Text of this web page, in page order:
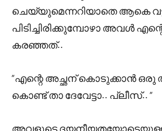
ചെയ്യുമെന്നറിയാതെ ആകെ
പിടിച്ചിരിക്കുമ്പോഴാ അവൾ
കരഞ്ഞത്..
“എന്റെ അച്ഛന് കൊടുക്കാൻ ഒരു
കൊണ്ട് താ ദേവേട്ടാ.. പ്ലീസ്.. “
അവളുടെ